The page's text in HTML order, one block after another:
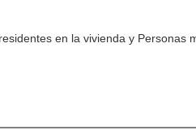
en la vivienda y Personas